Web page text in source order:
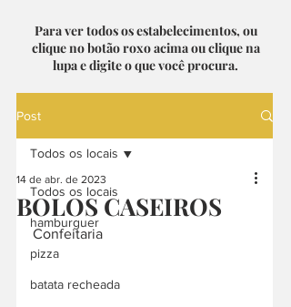
Para ver todos os estabelecimentos, ou
clique no botão roxo acima ou clique na
lupa e digite o que você procura.
Post
Todos os locais
hamburguer
pizza
batata recheada
Todos os locais
BOLOS CASEIROS
14 de abr. de 2023
Confeitaria